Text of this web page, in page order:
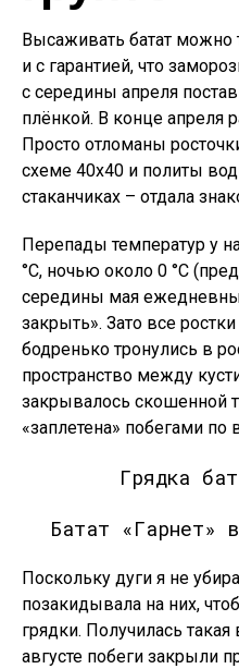
Высаживать батат
и с гарантией, что
с середины апреля
плёнкой. В конце апреля
Просто отломаны
схеме 40х40 и политы
стаканчиках – отдала
Перепады температур у
°С, ночью около 0 °С
середины мая
закрыть». Зато все
бодренько тронулись в
пространство между
закрывалось скошенной
«заплетена» побегами по
Грядка
Батат «Гарнет»
Поскольку дуги я не
позакидывала на них,
грядки. Получилась
августе побеги закрыли